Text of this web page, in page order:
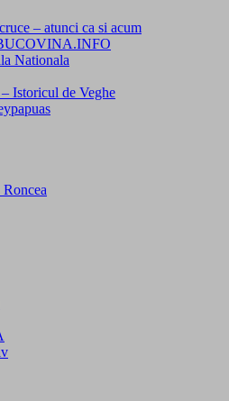
– atunci ca si acum
Nationala
Istoricul de Veghe